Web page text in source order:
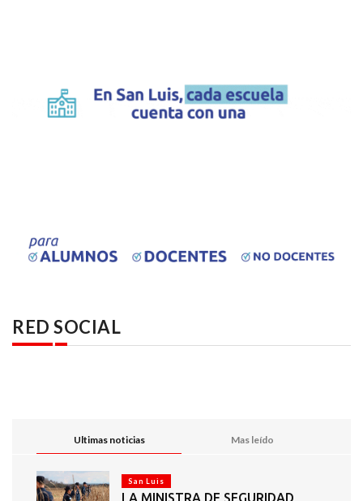
RED SOCIAL
Ultimas noticias Mas leído
San Luis
LA MINISTRA DE SEGURIDAD